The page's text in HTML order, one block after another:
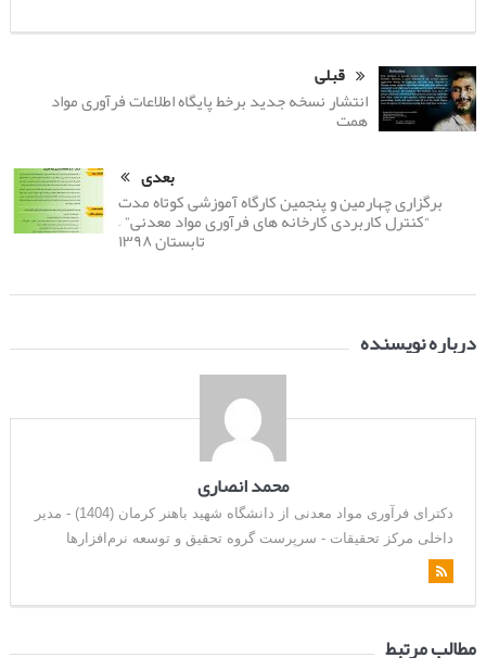
قبلی
انتشار نسخه جدید برخط پایگاه اطلاعات فرآوری مواد
همت
بعدی
برگزاری چهارمین و پنجمین کارگاه آموزشی کوتاه مدت
“کنترل کاربردی کارخانه های فرآوری مواد معدنی” –
تابستان ۱۳۹۸
درباره نویسنده
محمد انصاری
دکترای فرآوری مواد معدنی از دانشگاه شهید باهنر کرمان (1404) - مدیر
داخلی مرکز تحقیقات - سرپرست گروه تحقیق و توسعه نرم‌افزارها
مطالب مرتبط